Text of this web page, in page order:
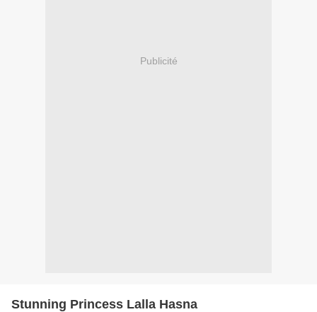
Publicité
Stunning Princess Lalla Hasna